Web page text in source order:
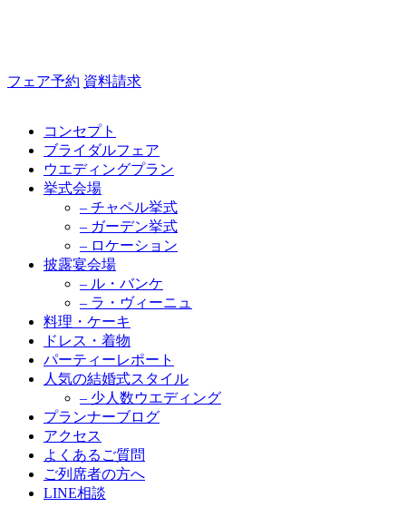
フェア予約 資料請求
コンセプト
ブライダルフェア
ウエディングプラン
挙式会場
– チャペル挙式
– ガーデン挙式
– ロケーション
披露宴会場
– ル・バンケ
– ラ・ヴィーニュ
料理・ケーキ
ドレス・着物
パーティーレポート
人気の結婚式スタイル
– 少人数ウエディング
プランナーブログ
アクセス
よくあるご質問
ご列席者の方へ
LINE相談